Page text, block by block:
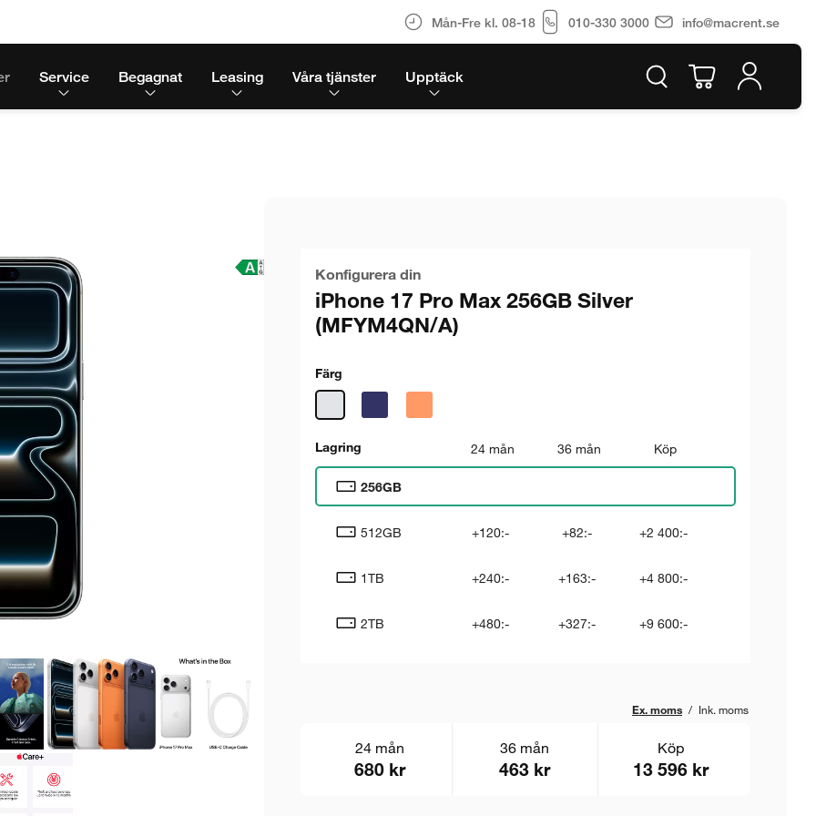
Mån-Fre kl. 08-18 010-330 3000 info@macrent.se
Service Begagnat Leasing Våra tjänster Upptäck
Konfigurera din
iPhone 17 Pro Max 256GB Silver
(MFYM4QN/A)
Färg
Lagring 24 mån 36 mån Köp
256GB
512GB +120:- +82:- +2 400:-
1TB +240:- +163:- +4 800:-
2TB +480:- +327:- +9 600:-
Ex. moms / Ink. moms
24 mån
680 kr
36 mån
463 kr
Köp
13 596 kr